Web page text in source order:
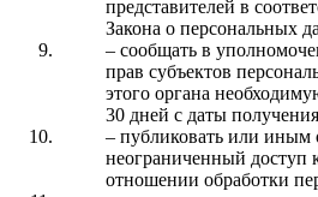
представителей в
Закона о персональных
– сообщать в
прав субъектов
этого органа
30 дней с даты
– публиковать или иным
неограниченный доступ
отношении обработки